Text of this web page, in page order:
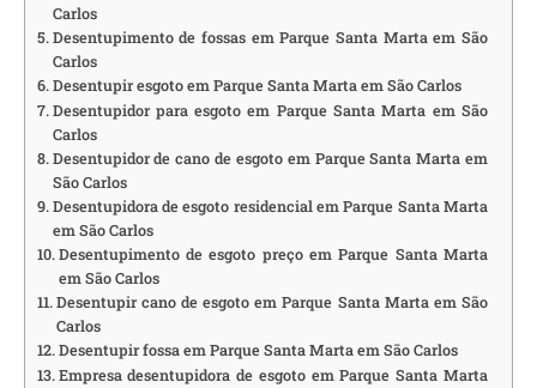
Carlos
Desentupimento de fossas em Parque Santa Marta em São
Carlos
Desentupir esgoto em Parque Santa Marta em São Carlos
Desentupidor para esgoto em Parque Santa Marta em São
Carlos
Desentupidor de cano de esgoto em Parque Santa Marta em
São Carlos
Desentupidora de esgoto residencial em Parque Santa Marta
em São Carlos
Desentupimento de esgoto preço em Parque Santa Marta
em São Carlos
Desentupir cano de esgoto em Parque Santa Marta em São
Carlos
Desentupir fossa em Parque Santa Marta em São Carlos
Empresa desentupidora de esgoto em Parque Santa Marta